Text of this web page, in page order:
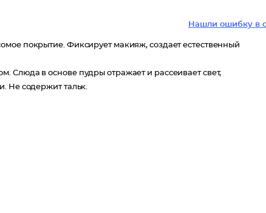
Нашли ошибку в
покрытие. Фиксирует макияж, создает естественный
Слюда в основе пудры отражает и рассеивает свет,
Не содержит тальк.